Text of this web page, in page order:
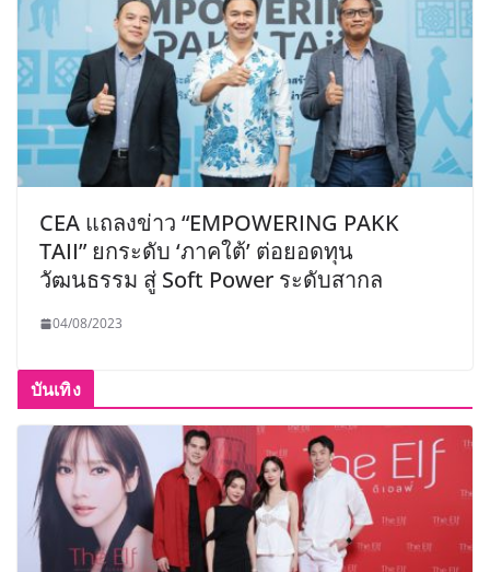
CEA แถลงข่าว “EMPOWERING PAKK
TAII” ยกระดับ ‘ภาคใต้’ ต่อยอดทุน
วัฒนธรรม สู่ Soft Power ระดับสากล
04/08/2023
บันเทิง